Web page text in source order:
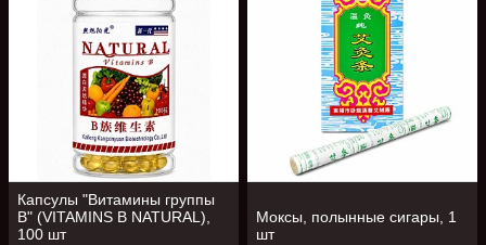
Капсулы "Витамины группы
В" (VITAMINS В NATURAL),
100 шт
Моксы, полынные сигары, 1
шт